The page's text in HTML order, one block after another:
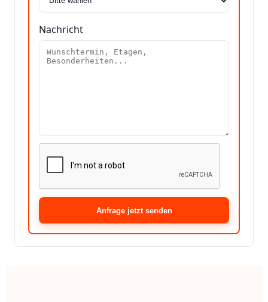
Nachricht
Anfrage jetzt senden